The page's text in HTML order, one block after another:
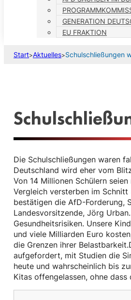
GENERATION
EU FRAKTION
Start>Aktuelles>Schulschließungen
Die Schulschließungen waren
Deutschland wird eher vom
Von 14 Millionen Schülern
Vergleich versterben im
bestätigen die AfD-Forderung,
Landesvorsitzende, Jörg
Gesundheitsrisiken. Unsere
und viele Milliarden Euro
die Grenzen ihrer
aufgefordert, mit Studien die
heute und wahrscheinlich bis
Kitas offengelassen, ohne